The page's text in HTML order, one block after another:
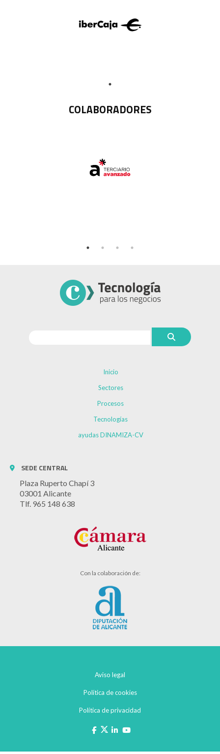
COLABORADORES
Inicio
Sectores
Procesos
Tecnologías
ayudas DINAMIZA-CV
SEDE CENTRAL
Plaza Ruperto Chapí 3
03001 Alicante
Tlf. 965 148 638
Con la colaboración de:
Aviso legal
Política de cookies
Política de privacidad